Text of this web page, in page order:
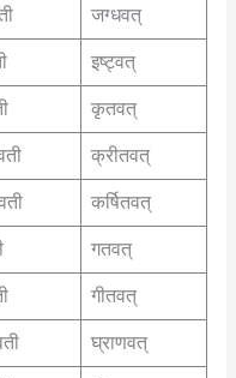
जग्धवत्
इष्ट्वत्
कृतवत्
क्रीतवत्
कर्षितवत्
गतवत्
गीतवत्
घ्राणवत्